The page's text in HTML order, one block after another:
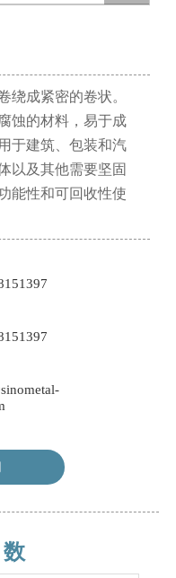
绕成紧密的卷状。
蚀的材料，易于成
于建筑、包装和汽
以及其他需要坚固
能性和可回收性使